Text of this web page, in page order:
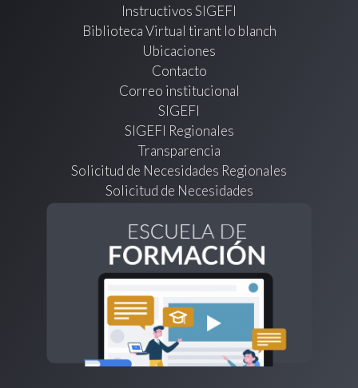
Instructivos SIGEFI
Biblioteca Virtual tirant lo blanch
Ubicaciones
Contacto
Correo institucional
SIGEFI
SIGEFI Regionales
Transparencia
Solicitud de Necesidades Regionales
Solicitud de Necesidades